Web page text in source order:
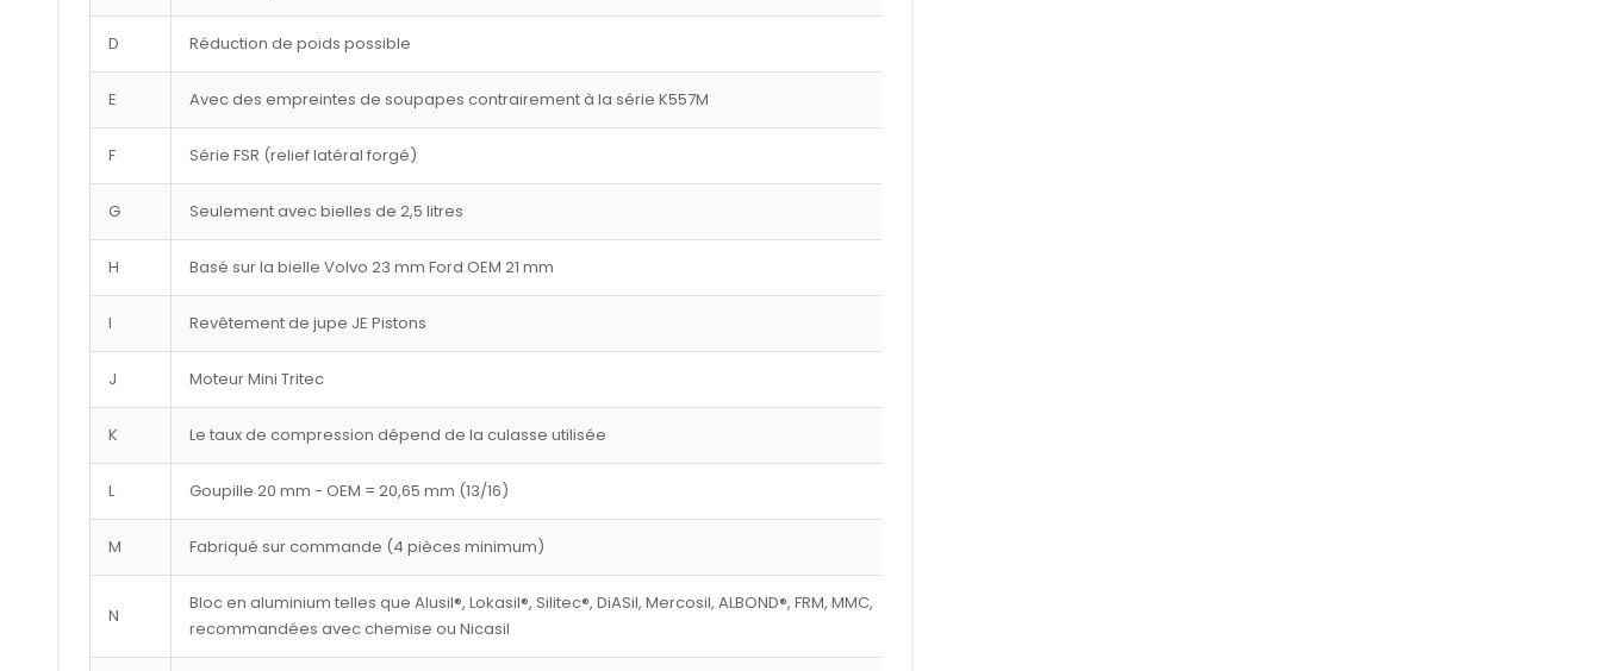
D Réduction de poids possible
E Avec des empreintes de soupapes contrairement à la série K557M
F Série FSR (relief latéral forgé)
G Seulement avec bielles de 2,5 litres
H Basé sur la bielle Volvo 23 mm Ford OEM 21 mm
I Revêtement de jupe JE Pistons
J Moteur Mini Tritec
K Le taux de compression dépend de la culasse utilisée
L Goupille 20 mm - OEM = 20,65 mm (13/16)
M Fabriqué sur commande (4 pièces minimum)
N
Bloc en aluminium telles que Alusil®, Lokasil®, Silitec®, DiASil, Mercosil, ALBOND®, FRM, MMC,
recommandées avec chemise ou Nicasil